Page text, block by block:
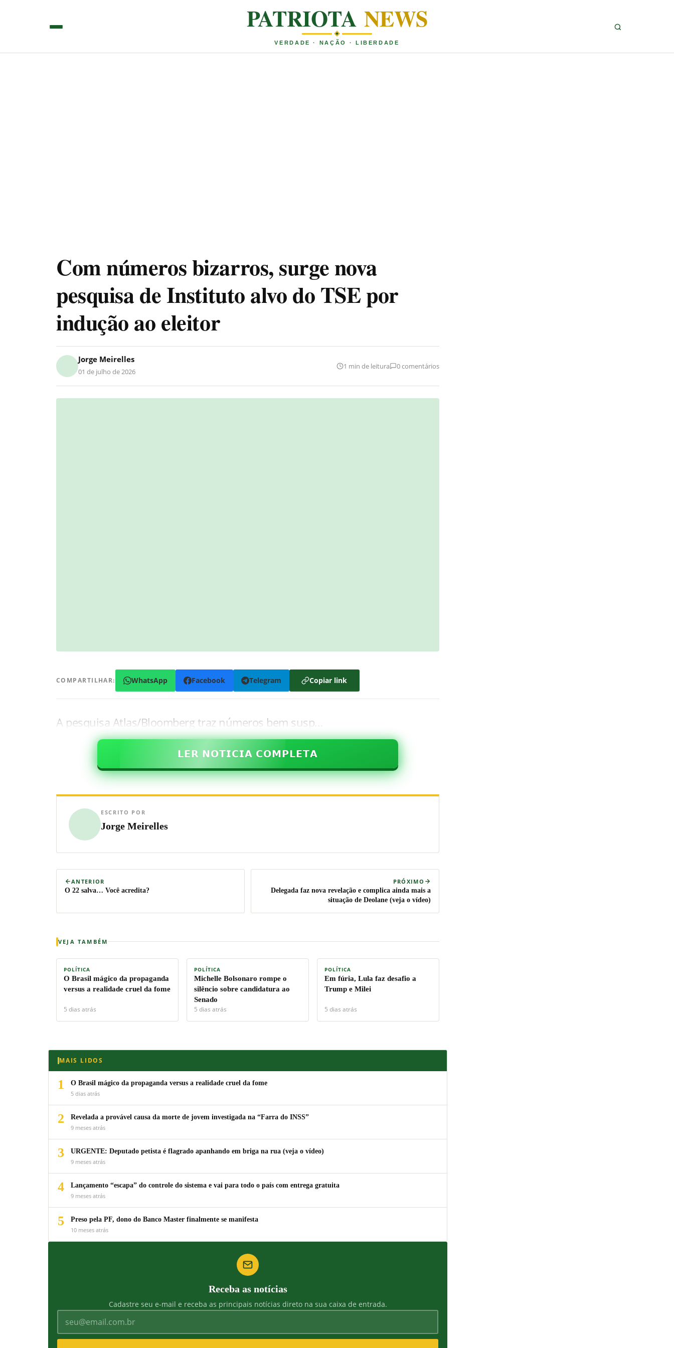
PATRIOTA NEWS
VERDADE · NAÇÃO · LIBERDADE
Com números bizarros, surge nova
pesquisa de Instituto alvo do TSE por
indução ao eleitor
Jorge Meirelles
01 de julho de 2026
1 min de leitura 0 comentários
COMPARTILHAR: WhatsApp Facebook Telegram Copiar link
A pesquisa Atlas/Bloomberg traz números bem susp…
𝗟𝗘𝗥 𝗡𝗢𝗧𝗜𝗖𝗜𝗔 𝗖𝗢𝗠𝗣𝗟𝗘𝗧𝗔
ESCRITO POR
Jorge Meirelles
ANTERIOR
O 22 salva… Você acredita?
PRÓXIMO
Delegada faz nova revelação e complica ainda mais a
situação de Deolane (veja o vídeo)
VEJA TAMBÉM
POLÍTICA
O Brasil mágico da propaganda
versus a realidade cruel da fome
5 dias atrás
POLÍTICA
Michelle Bolsonaro rompe o
silêncio sobre candidatura ao
Senado
5 dias atrás
POLÍTICA
Em fúria, Lula faz desafio a
Trump e Milei
5 dias atrás
MAIS LIDOS
1
O Brasil mágico da propaganda versus a realidade cruel da fome
5 dias atrás
2
Revelada a provável causa da morte de jovem investigada na “Farra do INSS”
9 meses atrás
3
URGENTE: Deputado petista é flagrado apanhando em briga na rua (veja o vídeo)
9 meses atrás
4
Lançamento “escapa” do controle do sistema e vai para todo o país com entrega gratuita
9 meses atrás
5
Preso pela PF, dono do Banco Master finalmente se manifesta
10 meses atrás
Receba as notícias
Cadastre seu e-mail e receba as principais notícias direto na sua caixa de entrada.